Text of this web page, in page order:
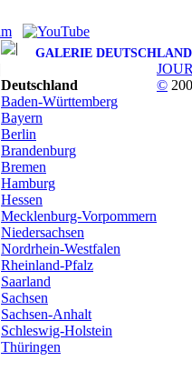
GALERIE DEUTSCHLAND
Deutschland
Baden-Württemberg
Bayern
Berlin
Brandenburg
Bremen
Hamburg
Hessen
Mecklenburg-Vorpommern
Niedersachsen
Nordrhein-Westfalen
Rheinland-Pfalz
Saarland
Sachsen
Sachsen-Anhalt
Schleswig-Holstein
Thüringen
©